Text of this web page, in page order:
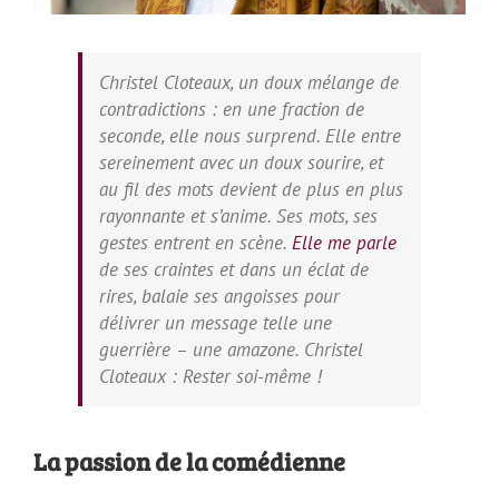
Christel Cloteaux, un doux mélange de
contradictions : en une fraction de
seconde, elle nous surprend. Elle entre
sereinement avec un doux sourire, et
au fil des mots devient de plus en plus
rayonnante et s’anime. Ses mots, ses
gestes entrent en scène. Elle me parle
de ses craintes et dans un éclat de
rires, balaie ses angoisses pour
délivrer un message telle une
guerrière – une amazone. Christel
Cloteaux : Rester soi-même !
La passion de la comédienne